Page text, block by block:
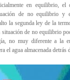
en equilibrio, el
de no equilibrio y
la segunda ley de la
de no equilibrio
no muy diferente a la
el agua almacenada detrás